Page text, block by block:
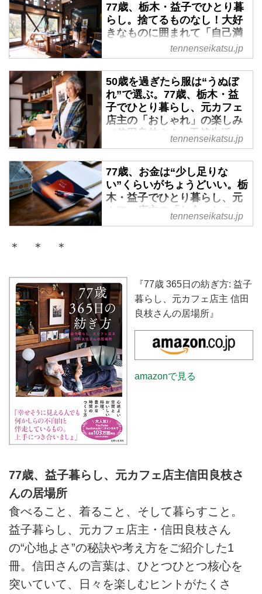
77歳、栃木・益子でひとり暮
らし。捨てるものなし！大好
きなものに囲まれて「自己満
足」の部屋づくり／元カフェ
店主・信田良枝さん - 天然生
活web
陶芸の町・栃木県の益子で人気カ
フェ『猫車』を営んでいた信田良
枝さん。69歳で店を閉め、現在
は、里山の風景が広がる庭とつな
がる一軒家でひとり暮らし（＋猫
た、信田さんの毎日を心地よく過
ごすための部屋づくりの工夫を紹
介します。 （『77歳 365日の紡
ぎ方: 益子暮らし、元カフェ店主
信田良枝さんの居場所』より）
tennenseikatsu.jp
50歳を過ぎたら服は“うぬぼ
れ”で選ぶ。77歳、栃木・益
子でひとり暮らし、元カフェ
店主の「おしゃれ」の楽しみ
／信田良枝さん - 天然生活
web
陶芸の町・栃木県の益子で人気カ
フェ『猫車』を営んでいた信田良
枝さん。69歳で店を閉め、現在
は、里山の風景が広がる庭とつな
がる一軒家でひとり暮らし（＋猫
んの居場所』より）
tennenseikatsu.jp
77歳、お金は“少し足りな
い”くらいがちょうどいい。栃
木・益子でひとり暮らし、元
カフェ店主の「お金」とのつ
きあい方／信田良枝さん - 天
枝さん。69歳で店を閉め、現在
は、里山の風景が広がる庭とつな
がる一軒家でひとり暮らし（＋猫
1匹）。信田さんの家計管理とお
金とのつきあい方を紹介します。
（『77歳 365日の紡ぎ方: 益子暮
らし、元カフェ店主 信田良枝さ
んの居場所』より）
tennenseikatsu.jp
＊ ＊ ＊
『77歳 365日の紡ぎ方: 益子
暮らし、元カフェ店主 信田
良枝さんの居場所』
amazonで見る
77歳、益子暮らし、元カフェ店主信田良枝さ
んの居場所
食べること、着ること、そして暮らすこと。
益子暮らし、元カフェ店主・信田良枝さん
の“心地よさ”の秘訣や考え方をご紹介した1
冊。信田さんの言葉は、ひとつひとつ核心を
突いていて、日々を楽しむヒントがたくさ